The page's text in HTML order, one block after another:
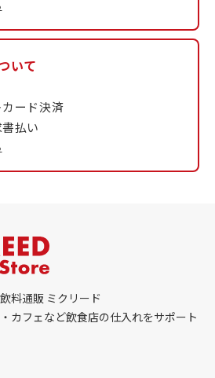
いて
ード決済
払い
料通販 ミクリード
カフェなど飲食店の仕入れをサポート